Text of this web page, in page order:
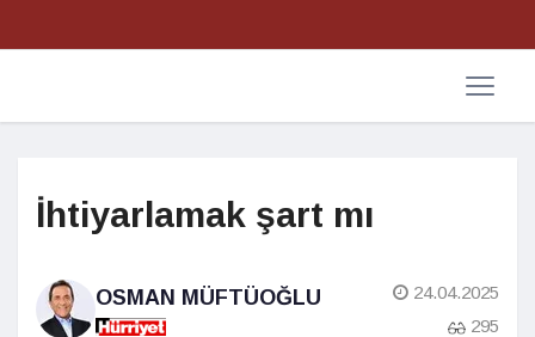
İhtiyarlamak şart mı
OSMAN MÜFTÜOĞLU
24.04.2025
295